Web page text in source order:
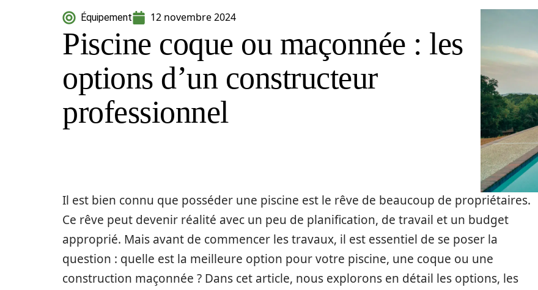
Équipement 12 novembre 2024
Piscine coque ou maçonnée : les
options d’un constructeur
professionnel
Il est bien connu que posséder une piscine est le rêve de beaucoup de propriétaires.
Ce rêve peut devenir réalité avec un peu de planification, de travail et un budget
approprié. Mais avant de commencer les travaux, il est essentiel de se poser la
question : quelle est la meilleure option pour votre piscine, une coque ou une
construction maçonnée ? Dans cet article, nous explorons en détail les options, les